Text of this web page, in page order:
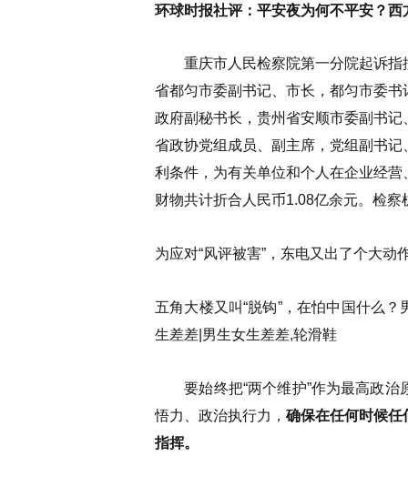
环球时报社评：平安夜为何不平安？西
重庆市人民检察院第一分院起诉指
省都匀市委副书记、市长，都匀市委
政府副秘书长，贵州省安顺市委副书
省政协党组成员、副主席，党组副书
利条件，为有关单位和个人在企业经
财物共计折合人民币1.08亿余元。检
为应对“风评被害”，东电又出了个大动
五角大楼又叫“脱钩”，在怕中国什么
生差差|男生女生差差,轮滑鞋
要始终把“两个维护”作为最高政
悟力、政治执行力， 确保在任何时候任
指挥。